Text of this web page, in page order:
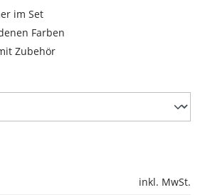
im Set
Farben
Zubehör
inkl. MwSt.